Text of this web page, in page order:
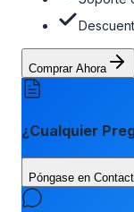
Comprar Ahora
¿Cualquier
Póngase en